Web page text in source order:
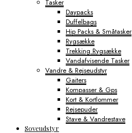
Tasker
Daypacks
Duffelbags
Hip Packs & Småtasker
Rygsække
Trekking Rygsække
Vandafvisende Tasker
Vandre & Rejseudstyr
Gaiters
Kompasser & Gps
Kort & Kortlommer
Rejsepuder
Stave & Vandrestave
Soveudstyr